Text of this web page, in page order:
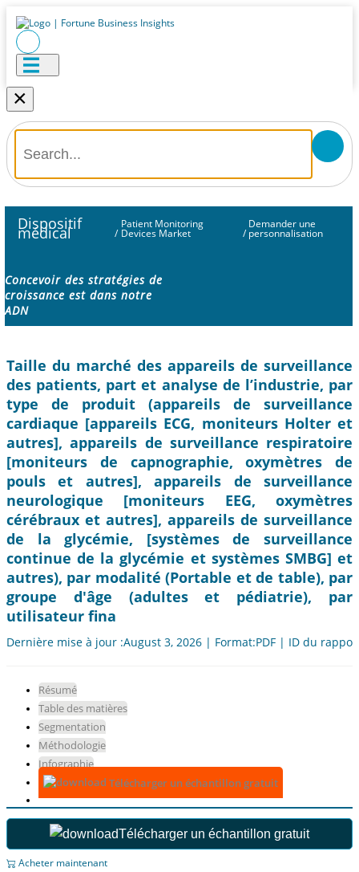
×
Dispositif
médical /
Patient Monitoring
Devices Market /
Demander une
personnalisation
Concevoir des stratégies de
croissance est dans notre
ADN
Taille du marché des appareils de surveillance
des patients, part et analyse de l’industrie, par
type de produit (appareils de surveillance
cardiaque [appareils ECG, moniteurs Holter et
autres], appareils de surveillance respiratoire
[moniteurs de capnographie, oxymètres de
pouls et autres], appareils de surveillance
neurologique [moniteurs EEG, oxymètres
cérébraux et autres], appareils de surveillance
de la glycémie, [systèmes de surveillance
continue de la glycémie et systèmes SMBG] et
autres), par modalité (Portable et de table), par
groupe d'âge (adultes et pédiatrie), par
utilisateur fina
Dernière mise à jour :August 3, 2026 | Format:PDF | ID du
Résumé
Table des matières
Segmentation
Méthodologie
Infographie
Télécharger un échantillon gratuit
Télécharger un échantillon gratuit
Acheter maintenant